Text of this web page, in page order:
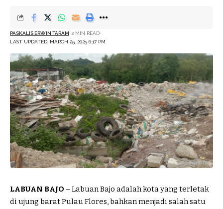
LAST UPDATED: MARCH 25, 2025 6:17 PM
PASKALIS ERWIN TARAM 2 MIN READ
LABUAN BAJO – Labuan Bajo adalah kota yang terletak
di ujung barat Pulau Flores, bahkan menjadi salah satu